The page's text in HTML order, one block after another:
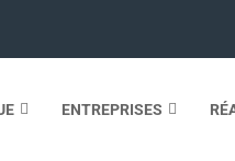
ENTREPRISES